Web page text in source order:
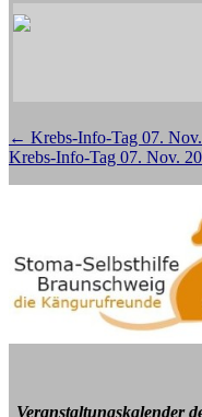
Beitragsnavigation
← Krebs-Info-Tag 07.
Krebs-Info-Tag 07. Nov.
Veranstaltungskalender